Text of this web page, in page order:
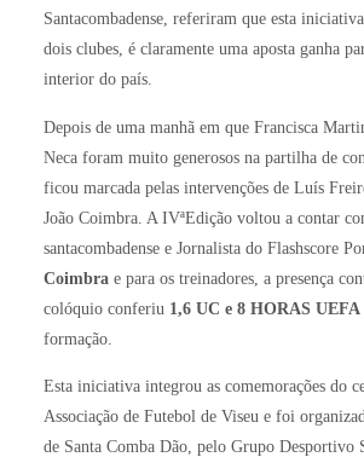
Santacombadense, referiram que esta
dois clubes, é claramente uma aposta ganha
interior do país.
Depois de uma manhã em que Francisca
Neca foram muito generosos na partilha de
ficou marcada pelas intervenções de Luís
João Coimbra. A IVªEdição voltou a contar
santacombadense e Jornalista do Flashscore
Coimbra e para os treinadores, a presença
colóquio conferiu 1,6 UC e 8 HORAS UEFA
formação.
Esta iniciativa integrou as comemorações do
Associação de Futebol de Viseu e foi
de Santa Comba Dão, pelo Grupo Desportivo